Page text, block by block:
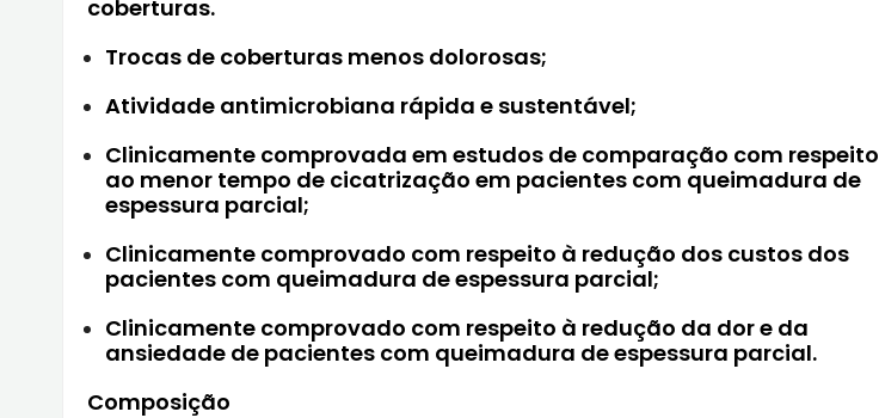
coberturas.
Trocas de coberturas menos dolorosas;
Atividade antimicrobiana rápida e sustentável;
Clinicamente comprovada em estudos de comparação com respeito
ao menor tempo de cicatrização em pacientes com queimadura de
espessura parcial;
Clinicamente comprovado com respeito à redução dos custos dos
pacientes com queimadura de espessura parcial;
Clinicamente comprovado com respeito à redução da dor e da
ansiedade de pacientes com queimadura de espessura parcial.
Composição